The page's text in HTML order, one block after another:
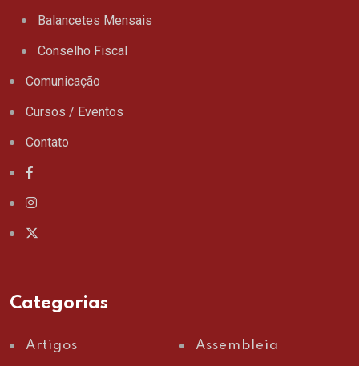
Balancetes Mensais
Conselho Fiscal
Comunicação
Cursos / Eventos
Contato
Categorias
Artigos Assembleia